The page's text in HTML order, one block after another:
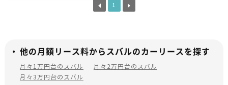
1
他の月額リース料からスバルのカーリースを探す
月々1万円台のスバル
月々2万円台のスバル
月々3万円台のスバル